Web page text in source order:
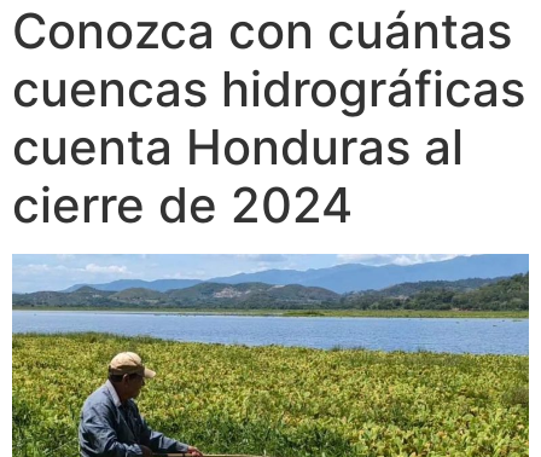
Conozca con cuántas
cuencas hidrográficas
cuenta Honduras al
cierre de 2024